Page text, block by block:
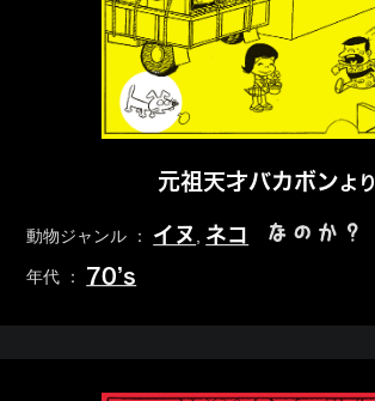
元祖天才バカボンより
動物ジャンル ： イヌ ネコ なのか？
年代 ： 70’s